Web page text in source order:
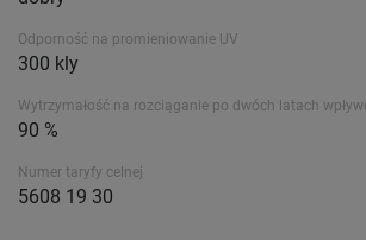
Odporność na promieniowanie UV
300 kly
Wytrzymałość na rozciąganie po dwóch latach
90 %
Numer taryfy celnej
5608 19 30